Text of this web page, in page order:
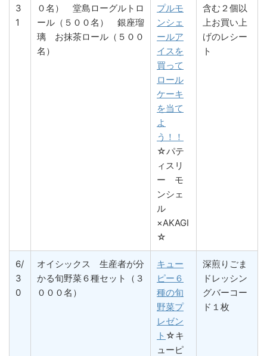
3
1
０名） 堂島ローグルトロ
ール（５００名） 銀座瑠
璃 お抹茶ロール（５００
名）
プルモ
ンシェ
ールア
イスを
買って
ロール
ケーキ
を当て
よ
う！！
☆パテ
ィスリ
ー モ
ンシェ
ル
×AKAGI
☆
含む２個以
上お買い上
げのレシー
ト
6/
3
0
オイシックス 生産者が分
かる旬野菜６種セット（３
０００名）
キュー
ピー６
種の旬
野菜プ
レゼン
ト ☆キ
ューピ
深煎りごま
ドレッシン
グバーコー
ド１枚